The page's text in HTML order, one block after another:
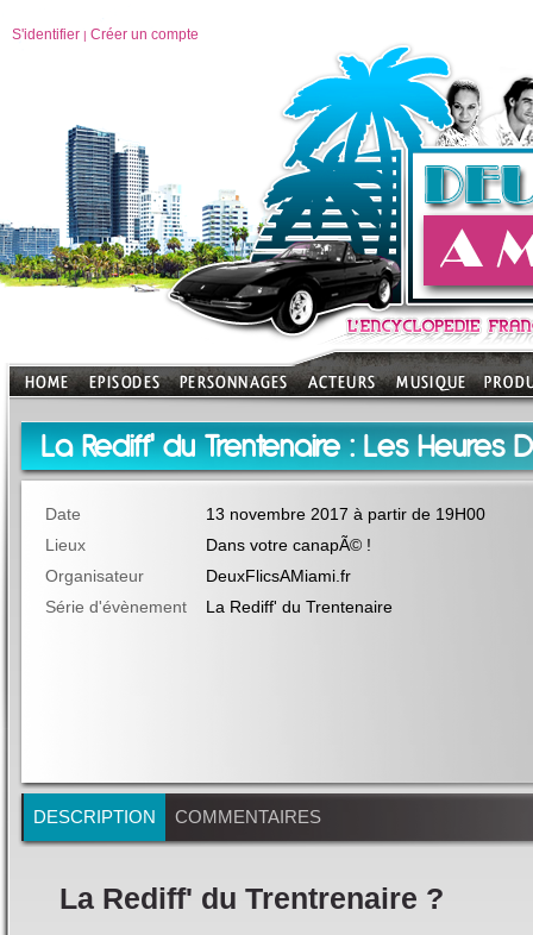
S'identifier | Créer un compte
La Rediff' du Trentenaire : Les Heures
Date
13 novembre 2017 à partir de 19H00
Lieux
Dans votre canapÃ© !
Organisateur
DeuxFlicsAMiami.fr
Série d'évènement
La Rediff' du Trentenaire
DESCRIPTION COMMENTAIRES
La Rediff' du Trentrenaire ?